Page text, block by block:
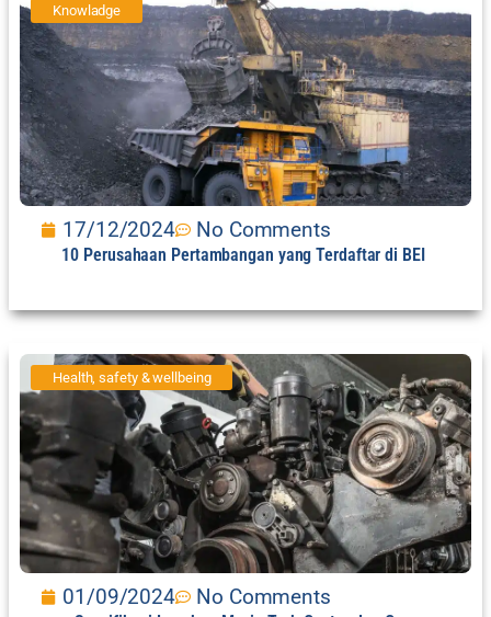
Knowladge
17/12/2024 No Comments
10 Perusahaan Pertambangan yang Terdaftar di BEI
Health, safety & wellbeing
01/09/2024 No Comments